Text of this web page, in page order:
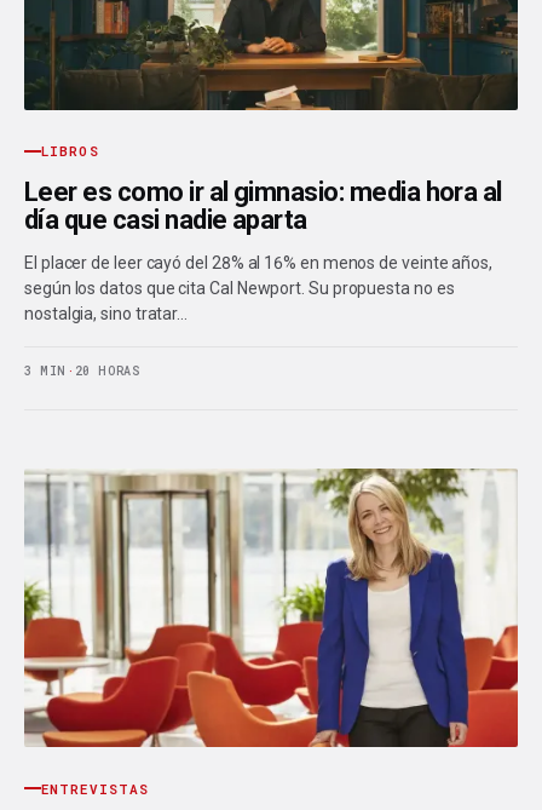
LIBROS
Leer es como ir al gimnasio: media hora al
día que casi nadie aparta
El placer de leer cayó del 28% al 16% en menos de veinte años,
según los datos que cita Cal Newport. Su propuesta no es
nostalgia, sino tratar…
3 MIN · 20 HORAS
ENTREVISTAS